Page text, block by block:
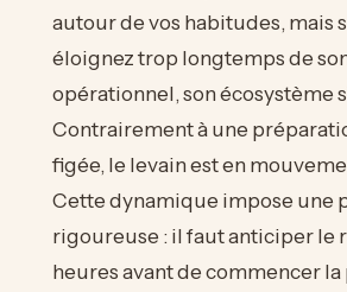
autour de vos habitudes, mais
éloignez trop longtemps de
opérationnel, son écosystème
Contrairement à une
figée, le levain est en
Cette dynamique impose une
rigoureuse : il faut anticiper le
heures avant de commencer la